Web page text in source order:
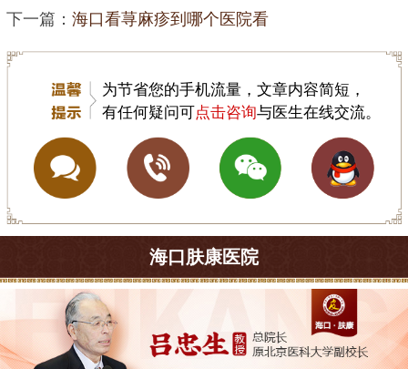
下一篇： 海口看荨麻疹到哪个医院看
为节省您的手机流量，文章内容简短，
有任何疑问可点击咨询与医生在线交流。
海口肤康医院